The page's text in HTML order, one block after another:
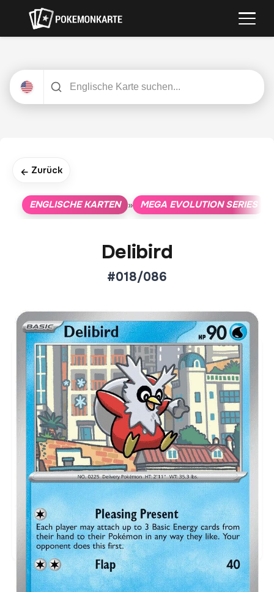
← Zurück
ENGLISCHE KARTEN » MEGA EVOLUTION SERIES
Delibird
#018/086
Aktueller Marktpreis
€0,08
Normal
€0,25
Reverse Holo
Preise werden täglich aktualisiert.